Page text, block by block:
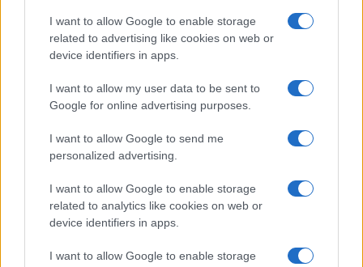
I want to allow Google to enable storage
related to advertising like cookies on web or
device identifiers in apps.
I want to allow my user data to be sent to
Google for online advertising purposes.
I want to allow Google to send me
personalized advertising.
I want to allow Google to enable storage
related to analytics like cookies on web or
device identifiers in apps.
I want to allow Google to enable storage
Continua a leggere